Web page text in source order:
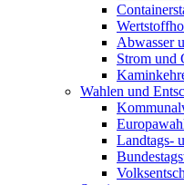
Abwasser
Strom und
Wahlen und
Landtags-